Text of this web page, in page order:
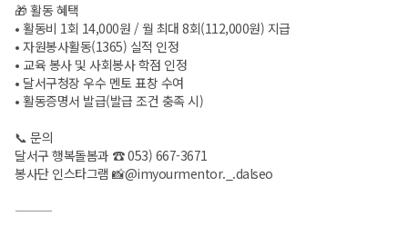
🎁 활동 혜택
• 활동비 1회 14,000원 / 월 최대 8회(112,000원) 지급
• 자원봉사활동(1365) 실적 인정
• 교육 봉사 및 사회봉사 학점 인정
• 달서구청장 우수 멘토 표창 수여
• 활동증명서 발급(발급 조건 충족 시)
📞 문의
달서구 행복돌봄과 ☎ 053) 667-3671
봉사단 인스타그램 📸@imyourmentor._.dalseo
⸻